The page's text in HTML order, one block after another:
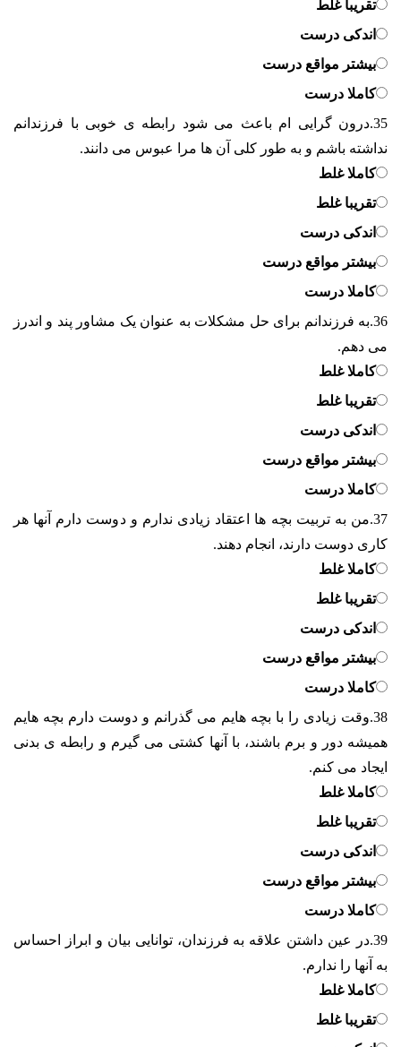
تقریبا غلط
اندکی درست
بیشتر مواقع درست
کاملا درست
35. درون گرایی ام باعث می شود رابطه ی خوبی با فرزندانم
نداشته باشم و به طور کلی آن ها مرا عبوس می دانند.
کاملا غلط
تقریبا غلط
اندکی درست
بیشتر مواقع درست
کاملا درست
36. به فرزندانم برای حل مشکلات به عنوان یک مشاور پند و اندرز
می دهم.
کاملا غلط
تقریبا غلط
اندکی درست
بیشتر مواقع درست
کاملا درست
37. من به تربیت بچه ها اعتقاد زیادی ندارم و دوست دارم آنها هر
کاری دوست دارند، انجام دهند.
کاملا غلط
تقریبا غلط
اندکی درست
بیشتر مواقع درست
کاملا درست
38. وقت زیادی را با بچه هایم می گذرانم و دوست دارم بچه هایم
همیشه دور و برم باشند، با آنها کشتی می گیرم و رابطه ی بدنی
ایجاد می کنم.
کاملا غلط
تقریبا غلط
اندکی درست
بیشتر مواقع درست
کاملا درست
39. در عین داشتن علاقه به فرزندان، توانایی بیان و ابراز احساس
به آنها را ندارم.
کاملا غلط
تقریبا غلط